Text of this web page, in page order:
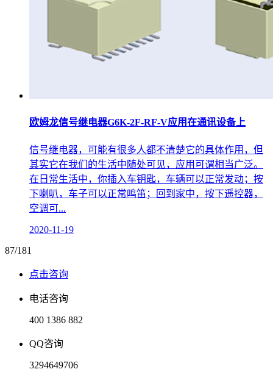
欧姆龙信号继电器G6K-2F-RF-V应用在通讯设备上
信号继电器，可能有很多人都不清楚它的具体作用，但
其实它在我们的生活中随处可见，应用可谓相当广泛。
在日常生活中，你插入车钥匙，车辆可以正常发动；按
下喇叭，车子可以正常鸣笛；回到家中，按下遥控器，
空调可...
2020-11-19
87/181
点击咨询
电话咨询
400 1386 882
QQ咨询
3294649706